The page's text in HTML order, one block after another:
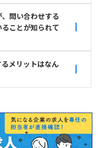
問い合わせする
ことが知られて
メリットはなん